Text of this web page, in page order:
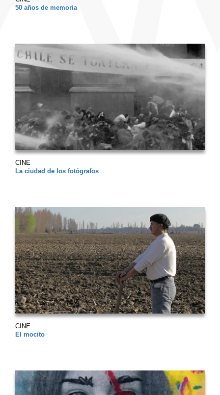
50 años de memoria
CINE
La ciudad de los fotógrafos
CINE
El mocito